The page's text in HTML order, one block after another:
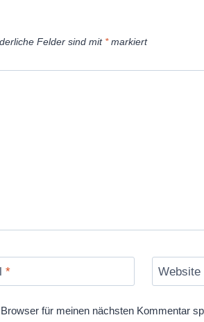
Felder sind mit *markiert
* Website
für meinen nächsten Kommentar